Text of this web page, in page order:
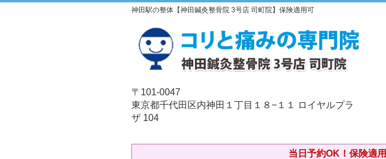
神田駅の整体【神田鍼灸整骨院 3号店 司町院】保険適用可
〒101-0047
東京都千代田区内神田１丁目１８−１１ ロイヤルプラ
ザ 104
当日予約OK！保険適